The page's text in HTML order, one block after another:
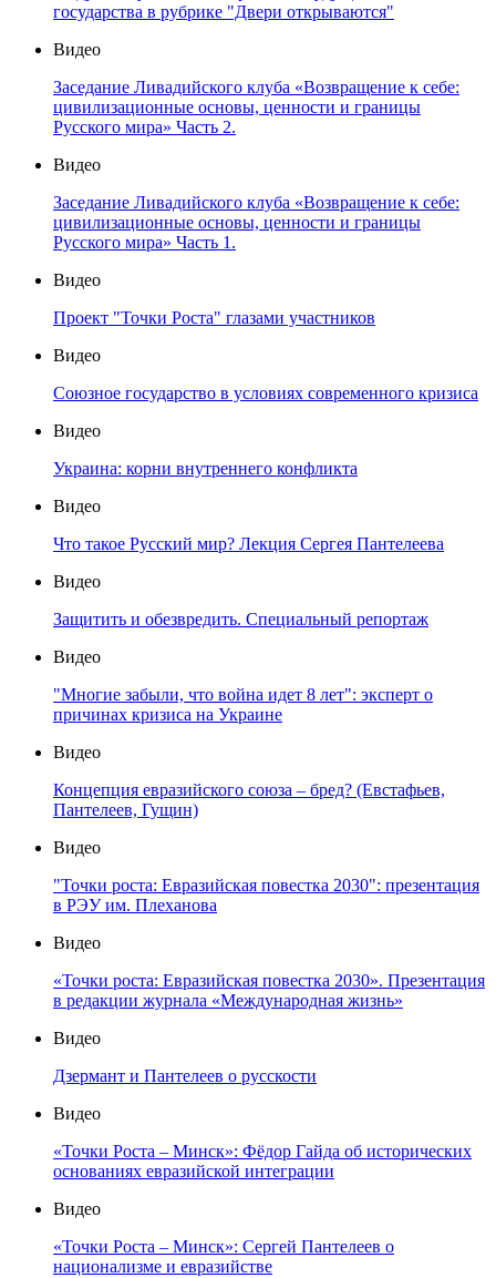
государства в рубрике "Двери открываются"
Видео
Заседание Ливадийского клуба «Возвращение к себе:
цивилизационные основы, ценности и границы
Русского мира» Часть 2.
Видео
Заседание Ливадийского клуба «Возвращение к себе:
цивилизационные основы, ценности и границы
Русского мира» Часть 1.
Видео
Проект "Точки Роста" глазами участников
Видео
Союзное государство в условиях современного кризиса
Видео
Украина: корни внутреннего конфликта
Видео
Что такое Русский мир? Лекция Сергея Пантелеева
Видео
Защитить и обезвредить. Специальный репортаж
Видео
"Многие забыли, что война идет 8 лет": эксперт о
причинах кризиса на Украине
Видео
Концепция евразийского союза – бред? (Евстафьев,
Пантелеев, Гущин)
Видео
"Точки роста: Евразийская повестка 2030": презентация
в РЭУ им. Плеханова
Видео
«Точки роста: Евразийская повестка 2030». Презентация
в редакции журнала «Международная жизнь»
Видео
Дзермант и Пантелеев о русскости
Видео
«Точки Роста – Минск»: Фёдор Гайда об исторических
основаниях евразийской интеграции
Видео
«Точки Роста – Минск»: Сергей Пантелеев о
национализме и евразийстве